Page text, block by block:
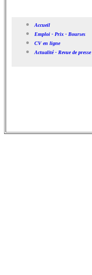
Accueil
Emploi - Prix - Bourses
CV en ligne
Actualité - Revue de presse